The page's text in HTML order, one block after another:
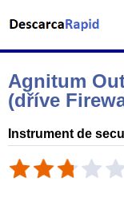
Agnitum
(dříve
Instrument de